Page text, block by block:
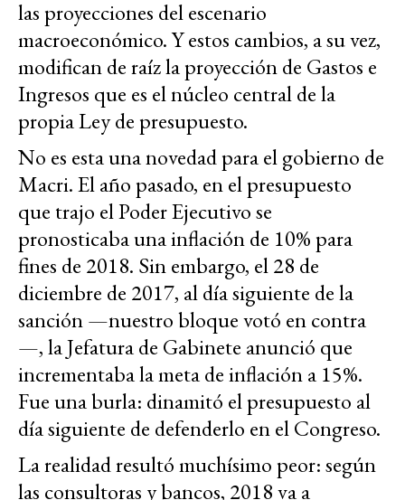
las proyecciones del escenario
macroeconómico. Y estos cambios, a su vez,
modifican de raíz la proyección de Gastos e
Ingresos que es el núcleo central de la
propia Ley de presupuesto.
No es esta una novedad para el gobierno de
Macri. El año pasado, en el presupuesto
que trajo el Poder Ejecutivo se
pronosticaba una inflación de 10% para
fines de 2018. Sin embargo, el 28 de
diciembre de 2017, al día siguiente de la
sanción —nuestro bloque votó en contra
—, la Jefatura de Gabinete anunció que
incrementaba la meta de inflación a 15%.
Fue una burla: dinamitó el presupuesto al
día siguiente de defenderlo en el Congreso.
La realidad resultó muchísimo peor: según
las consultoras y bancos, 2018 va a